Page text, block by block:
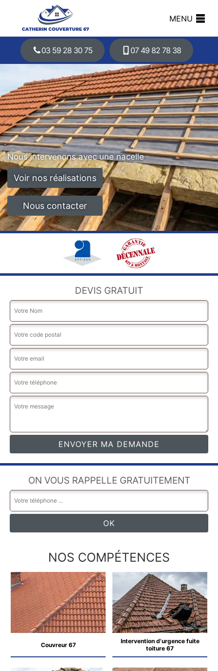
MENU
03 59 28 30 75 07 49 82 78 38
Nous intervenons avec une nacelle
Voir nos réalisations
Nous contacter
DEVIS GRATUIT
ON VOUS RAPPELLE GRATUITEMENT
NOS COMPÉTENCES
Couvreur 67
Intervention d'urgence fuite
toiture 67